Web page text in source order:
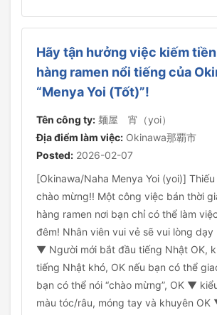
Hãy tận hưởng việc kiếm
hàng ramen nổi tiếng của
“Menya Yoi (Tốt)”!
Tên công ty: 麺屋 宵（yoi）
Địa điểm làm việc: Okinawa那覇市
Posted: 2026-02-07
[Okinawa/Naha Menya Yoi (yoi)]
chào mừng!! Một công việc bán thời
hàng ramen nơi bạn chỉ có thể làm
đêm! Nhân viên vui vẻ sẽ vui lòng
▼ Người mới bắt đầu tiếng Nhật OK,
tiếng Nhật khó, OK nếu bạn có thể
bạn có thể nói “chào mừng”, OK ▼
màu tóc/râu, móng tay và khuyên OK